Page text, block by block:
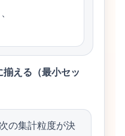
える（最小セッ
の集計粒度が決